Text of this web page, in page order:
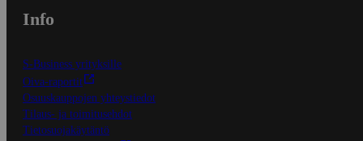
Info
S-Business yrityksille
Oiva-raportit
Osuuskauppojen yhteystiedot
Tilaus- ja toimitusehdot
Tietosuojakäytäntö